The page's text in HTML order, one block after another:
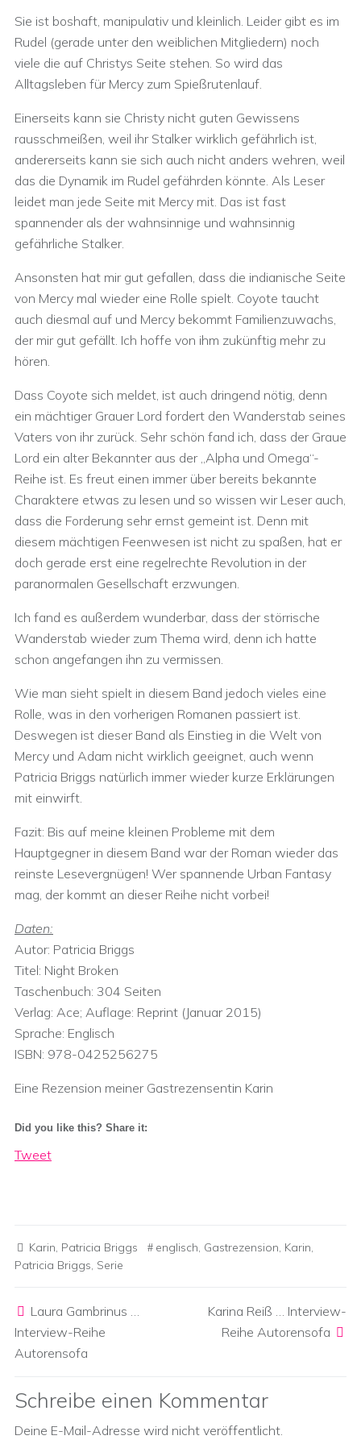
Sie ist boshaft, manipulativ und kleinlich. Leider gibt es im
Rudel (gerade unter den weiblichen Mitgliedern) noch
viele die auf Christys Seite stehen. So wird das
Alltagsleben für Mercy zum Spießrutenlauf.
Einerseits kann sie Christy nicht guten Gewissens
rausschmeißen, weil ihr Stalker wirklich gefährlich ist,
andererseits kann sie sich auch nicht anders wehren, weil
das die Dynamik im Rudel gefährden könnte. Als Leser
leidet man jede Seite mit Mercy mit. Das ist fast
spannender als der wahnsinnige und wahnsinnig
gefährliche Stalker.
Ansonsten hat mir gut gefallen, dass die indianische Seite
von Mercy mal wieder eine Rolle spielt. Coyote taucht
auch diesmal auf und Mercy bekommt Familienzuwachs,
der mir gut gefällt. Ich hoffe von ihm zukünftig mehr zu
hören.
Dass Coyote sich meldet, ist auch dringend nötig, denn
ein mächtiger Grauer Lord fordert den Wanderstab seines
Vaters von ihr zurück. Sehr schön fand ich, dass der Graue
Lord ein alter Bekannter aus der „Alpha und Omega“-
Reihe ist. Es freut einen immer über bereits bekannte
Charaktere etwas zu lesen und so wissen wir Leser auch,
dass die Forderung sehr ernst gemeint ist. Denn mit
diesem mächtigen Feenwesen ist nicht zu spaßen, hat er
doch gerade erst eine regelrechte Revolution in der
paranormalen Gesellschaft erzwungen.
Ich fand es außerdem wunderbar, dass der störrische
Wanderstab wieder zum Thema wird, denn ich hatte
schon angefangen ihn zu vermissen.
Wie man sieht spielt in diesem Band jedoch vieles eine
Rolle, was in den vorherigen Romanen passiert ist.
Deswegen ist dieser Band als Einstieg in die Welt von
Mercy und Adam nicht wirklich geeignet, auch wenn
Patricia Briggs natürlich immer wieder kurze Erklärungen
mit einwirft.
Fazit: Bis auf meine kleinen Probleme mit dem
Hauptgegner in diesem Band war der Roman wieder das
reinste Lesevergnügen! Wer spannende Urban Fantasy
mag, der kommt an dieser Reihe nicht vorbei!
Daten:
Autor: Patricia Briggs
Titel: Night Broken
Taschenbuch: 304 Seiten
Verlag: Ace; Auflage: Reprint (Januar 2015)
Sprache: Englisch
ISBN: 978-0425256275
Eine Rezension meiner Gastrezensentin Karin
Did you like this? Share it:
Tweet
Karin, Patricia Briggs englisch, Gastrezension, Karin,
Patricia Briggs, Serie
Laura Gambrinus …
Interview-Reihe
Autorensofa
Karina Reiß … Interview-
Reihe Autorensofa
Schreibe einen Kommentar
Deine E-Mail-Adresse wird nicht veröffentlicht.